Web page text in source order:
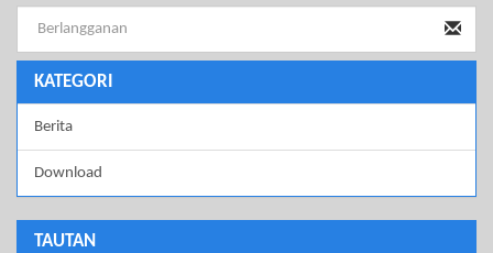
KATEGORI
Berita
Download
TAUTAN